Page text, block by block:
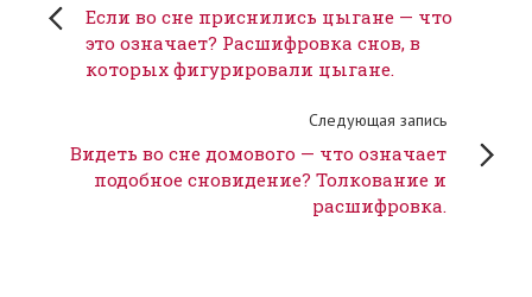
Если во сне приснились цыгане — что
это означает? Расшифровка снов, в
которых фигурировали цыгане.
Следующая запись
Видеть во сне домового — что означает
подобное сновидение? Толкование и
расшифровка.